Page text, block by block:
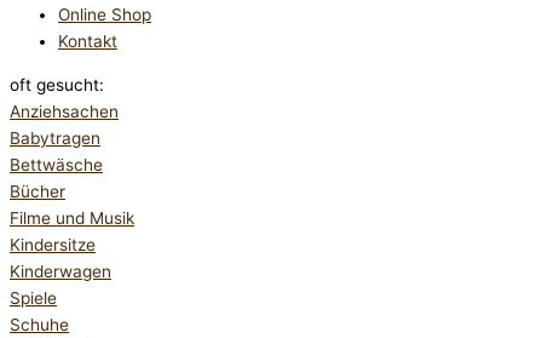
Online Shop
Kontakt
oft gesucht:
Anziehsachen
Babytragen
Bettwäsche
Bücher
Filme und Musik
Kindersitze
Kinderwagen
Spiele
Schuhe